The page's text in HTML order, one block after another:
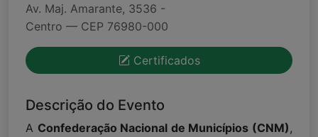
Av. Maj. Amarante, 3536 -
Centro — CEP 76980-000
Certificados
Descrição do Evento
A Confederação Nacional de Municípios (CNM) ,